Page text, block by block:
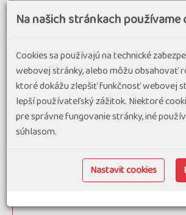
9. den: dnešní procházka povede v srdci
vodopádůmHIDDEN FALLSa dále až na
INSPIRATION POINTs výhledy na jezero
do kaňonuCASCADE CANYON , kam se
výhledy na jednotlivé "zuby" Skalnatých
zahlédneme i losy. Podvečerní západ
historickém distriktu
seznámí s místním hospodařením v oné
vám vykouzlit fotografie s kouzelnou
Na našich stránkach používame
Cookies sa používajú na technické
webovej stránky, alebo môžu obsahovať
ktoré dokážu zlepšiť funkčnosť webovej
lepší používateľský zážitok. Niektoré
pre správne fungovanie stránky, iné
súhlasom.
Nastavit cookies